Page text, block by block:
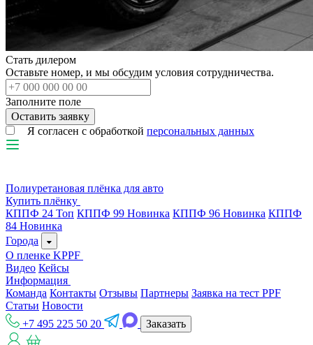
Стать дилером
Оставьте номер, и мы обсудим условия сотрудничества.
Заполните поле
Я согласен с обработкой персональных данных
Полиуретановая плёнка для авто
Купить плёнку
КППФ 24 Топ КППФ 99 Новинка КППФ 96 Новинка КППФ
84 Новинка
Города
О пленке KPPF
Видео Кейсы
Информация
Команда Контакты Отзывы Партнеры Заявка на тест PPF
Статьи Новости
+7 495 225 50 20
Заказать